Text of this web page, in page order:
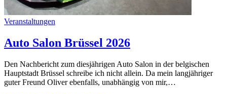
Categories
Veranstaltungen
Auto Salon Brüssel 2026
Den Nachbericht zum diesjährigen Auto Salon in der belgischen
Hauptstadt Brüssel schreibe ich nicht allein. Da mein langjähriger
guter Freund Oliver ebenfalls, unabhängig von mir,…